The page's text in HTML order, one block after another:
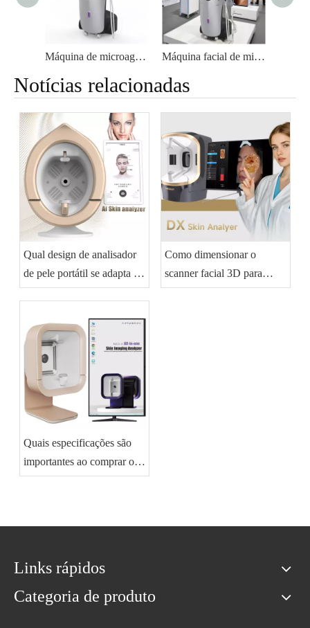
Máquina de microagulhamento para cicatrizes de acne e levantamento de pele por radiofrequência Máquina facial de microagulha de radiofrequência profissional
Notícias relacionadas
Qual design de analisador
de pele portátil se adapta às
consultas móveis?
Como dimensionar o
scanner facial 3D para
cuidados com a pele
Quais especificações são
importantes ao comprar o
AI Skin Analyzer?
Links rápidos
Categoria de produto